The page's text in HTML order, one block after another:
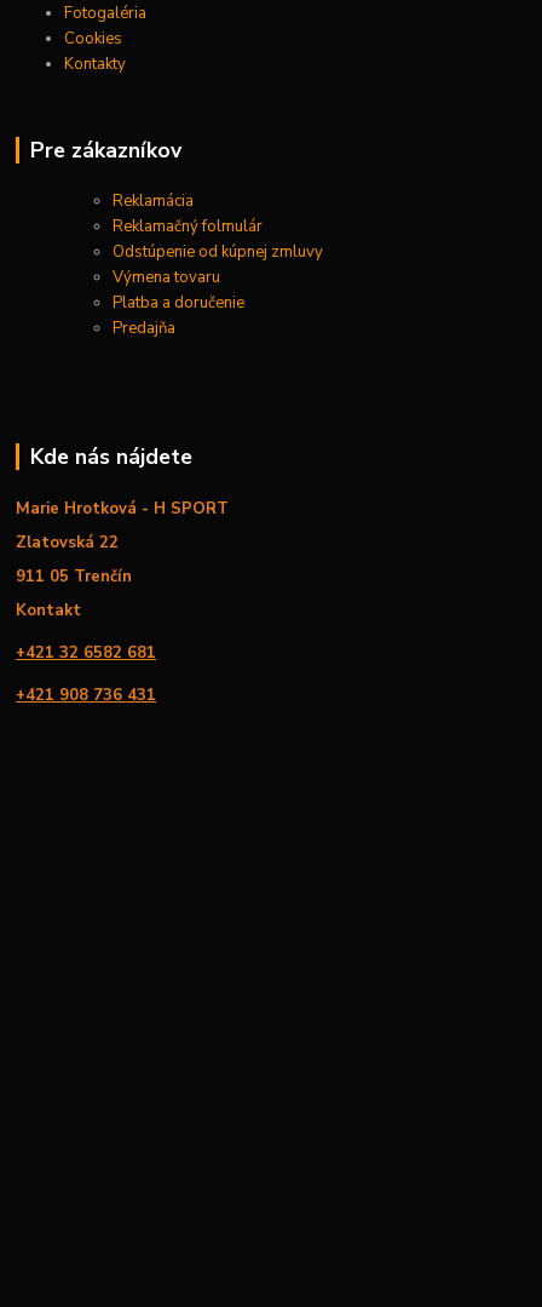
Fotogaléria
Cookies
Kontakty
Pre zákazníkov
Reklamácia
Reklamačný folmulár
Odstúpenie od kúpnej zmluvy
Výmena tovaru
Platba a doručenie
Predajňa
Kde nás nájdete
Marie Hrotková - H SPORT
Zlatovská 22
911 05 Trenčín
Kontakt
+421 32 6582 681
+421 908 736 431